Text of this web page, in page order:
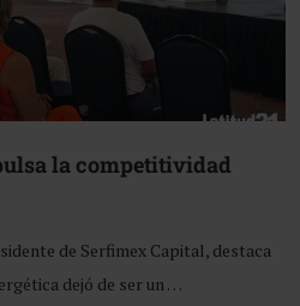
la competitividad
de Serfimex Capital, destaca
dejó de ser un …